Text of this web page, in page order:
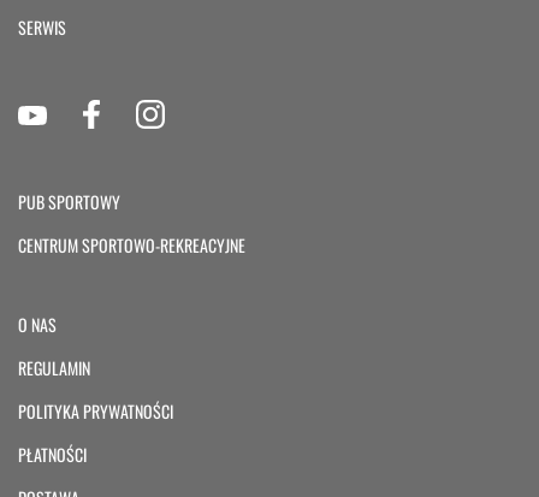
SERWIS
PUB SPORTOWY
CENTRUM SPORTOWO-REKREACYJNE
O NAS
REGULAMIN
POLITYKA PRYWATNOŚCI
PŁATNOŚCI